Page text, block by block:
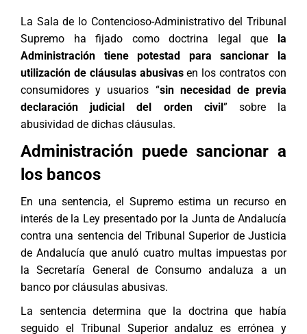
La Sala de lo Contencioso-Administrativo del Tribunal
Supremo ha fijado como doctrina legal que la
Administración tiene potestad para sancionar la
utilización de cláusulas abusivasen los contratos con
consumidores y usuarios “sin necesidad de previa
declaración judicial del orden civil” sobre la
abusividad de dichas cláusulas.
Administración puede sancionar a
los bancos
En una sentencia, el Supremo estima un recurso en
interés de la Ley presentado por la Junta de Andalucía
contra una sentencia del Tribunal Superior de Justicia
de Andalucía que anuló cuatro multas impuestas por
la Secretaría General de Consumo andaluza a un
banco por cláusulas abusivas.
La sentencia determina que la doctrina que había
seguido el Tribunal Superior andaluz es errónea y